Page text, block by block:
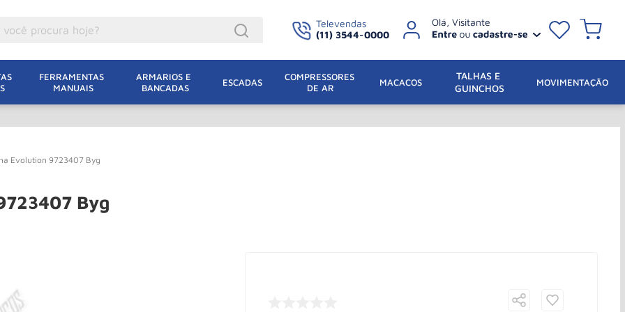
Televendas
(11) 3544-0000
FERRAMENTAS
MANUAIS
ARMARIOS E
BANCADAS
ESCADAS
COMPRESSORES
DE AR
MACACOS
TALHAS E
GUINCHOS
MOVIMENTAÇÃO
Evolution 9723407 Byg
Byg
Eletrica